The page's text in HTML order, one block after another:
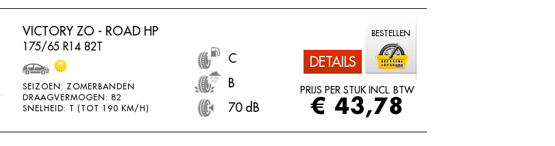
VICTORY ZO - ROAD HP
175/65 R14 82T
SEIZOEN: ZOMERBANDEN
DRAAGVERMOGEN: 82
SNELHEID: T (TOT 190 KM/H)
C
B
70 dB
DETAILS
BESTELLEN
PRIJS PER STUK INCL. BTW
€ 43,78